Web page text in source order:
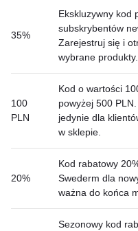
35%
Ekskluzywny kod
subskrybentów
Zarejestruj się i
wybrane produkty.
100
PLN
Kod o wartości
powyżej 500
jedynie dla
w sklepie.
20%
Kod rabatowy
Swederm dla
ważna do końca
Sezonowy kod